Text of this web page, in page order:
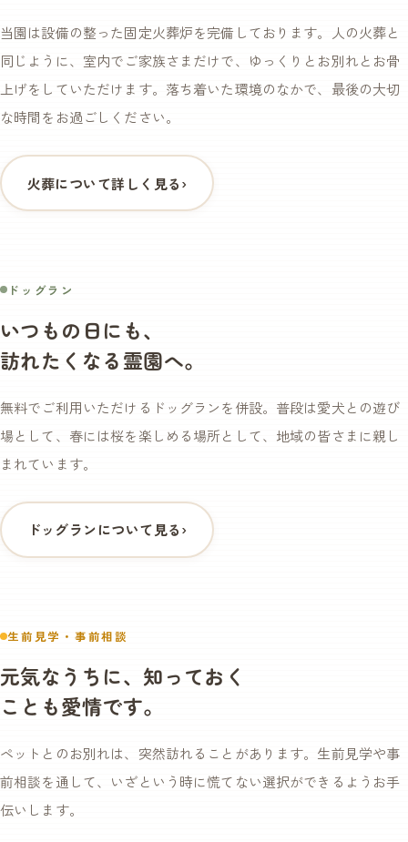
当園は設備の整った固定火葬炉を完備しております。人の火葬と
同じように、室内でご家族さまだけで、ゆっくりとお別れとお骨
上げをしていただけます。落ち着いた環境のなかで、最後の大切
な時間をお過ごしください。
火葬について詳しく見る›
ドッグラン
いつもの日にも、
訪れたくなる霊園へ。
無料でご利用いただけるドッグランを併設。普段は愛犬との遊び
場として、春には桜を楽しめる場所として、地域の皆さまに親し
まれています。
ドッグランについて見る›
生前見学・事前相談
元気なうちに、知っておく
ことも愛情です。
ペットとのお別れは、突然訪れることがあります。生前見学や事
前相談を通して、いざという時に慌てない選択ができるようお手
伝いします。